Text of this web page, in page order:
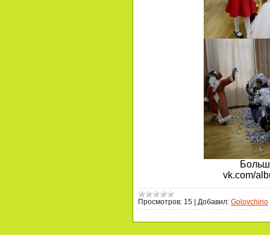
vk.com/
Просмотров: 15 Добавил: Golovchino